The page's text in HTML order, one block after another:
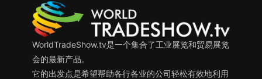
WorldTradeShow.tv是一个集合了工业展览和贸易展览
会的最新产品。
它的出发点是希望帮助各行各业的公司轻松有效地利用